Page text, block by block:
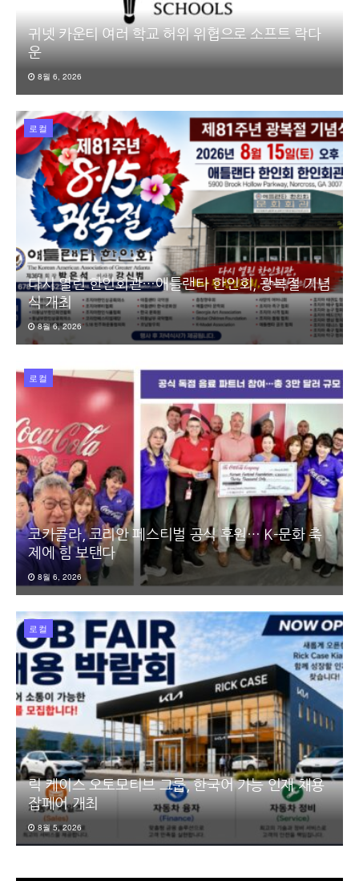
귀넷 카운티 여러 학교 허위 위협으로 소프트 락다
운
8월 6, 2026
로컬
다시 열린 한인회관…애틀랜타 한인회, 광복절 기념
식 개최
8월 6, 2026
로컬
코카콜라, 코리안 페스티벌 공식 후원… K-문화 축
제에 힘 보탠다
8월 6, 2026
로컬
릭 케이스 오토모티브 그룹, 한국어 가능 인재 채용
잡페어 개최
8월 5, 2026